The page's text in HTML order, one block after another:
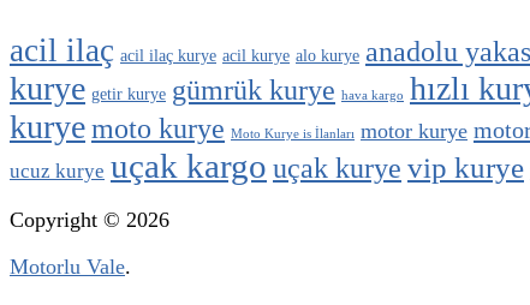
acil ilaç acil ilaç kurye acil kurye alo kurye anadolu
kurye getir kurye gümrük kurye hava kargo hızlı
kuryemoto kurye Moto Kurye is İlanları motor kurye
ucuz kurye uçak kargo uçak kurye vip kurye
Copyright © 2026
Motorlu Vale.